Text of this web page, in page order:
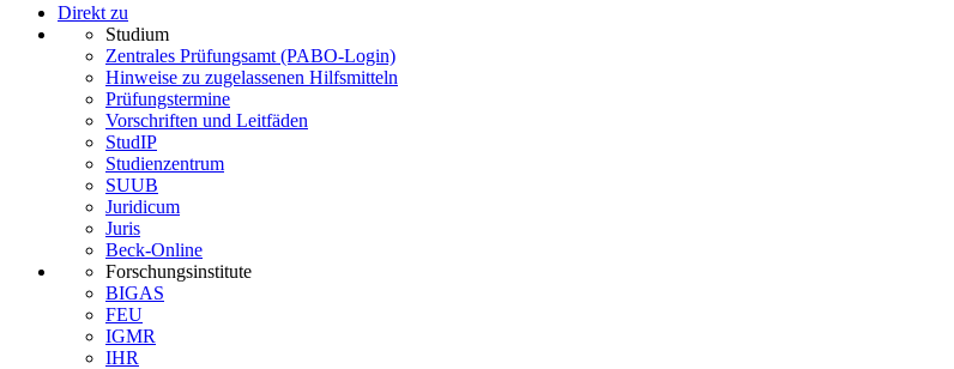
Direkt zu
Studium
Zentrales Prüfungsamt (PABO-Login)
Hinweise zu zugelassenen Hilfsmitteln
Prüfungstermine
Vorschriften und Leitfäden
StudIP
Studienzentrum
SUUB
Juridicum
Juris
Beck-Online
Forschungsinstitute
BIGAS
FEU
IGMR
IHR